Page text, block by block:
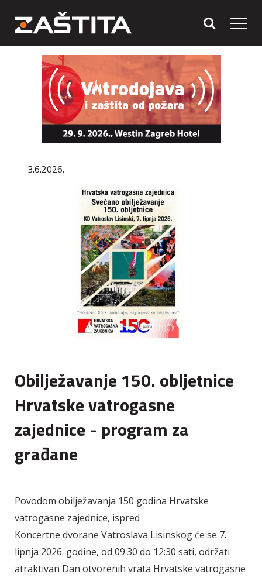
3.6.2026.
Obilježavanje 150. obljetnice
Hrvatske vatrogasne
zajednice - program za
građane
Povodom obilježavanja 150 godina Hrvatske
vatrogasne zajednice, ispred
Koncertne dvorane Vatroslava Lisinskog će se 7.
lipnja 2026. godine, od 09:30 do 12:30 sati, održati
atraktivan Dan otvorenih vrata Hrvatske vatrogasne